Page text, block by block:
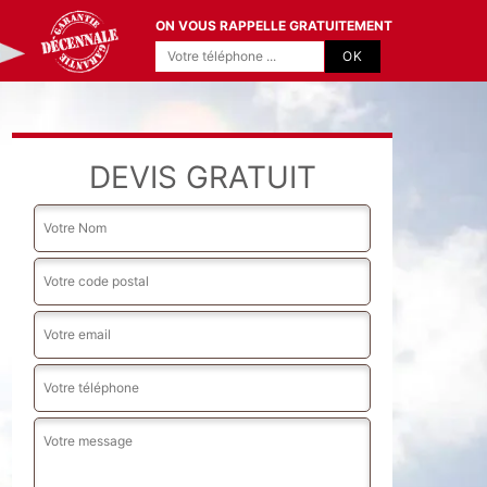
ON VOUS RAPPELLE GRATUITEMENT
DEVIS GRATUIT